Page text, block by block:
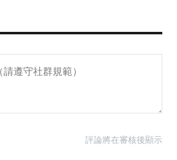
評論將在審核後顯示